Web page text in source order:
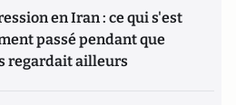
en Iran : ce qui s'est
passé pendant que
regardait ailleurs